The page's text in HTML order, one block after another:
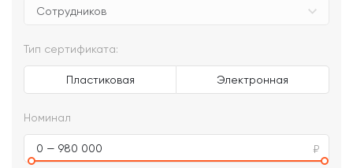
Тип сертификата:
Пластиковая Электронная
Номинал
0 — 980 000